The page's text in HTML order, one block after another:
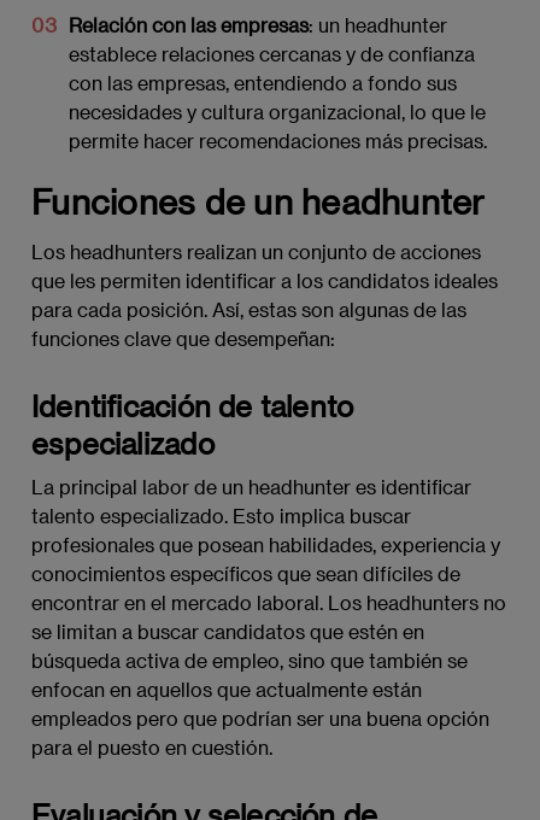
Relación con las empresas: un headhunter
establece relaciones cercanas y de confianza
con las empresas, entendiendo a fondo sus
necesidades y cultura organizacional, lo que le
permite hacer recomendaciones más precisas.
Funciones de un headhunter
Los headhunters realizan un conjunto de acciones
que les permiten identificar a los candidatos ideales
para cada posición. Así, estas son algunas de las
funciones clave que desempeñan:
Identificación de talento
especializado
La principal labor de un headhunter es identificar
talento especializado. Esto implica buscar
profesionales que posean habilidades, experiencia y
conocimientos específicos que sean difíciles de
encontrar en el mercado laboral. Los headhunters no
se limitan a buscar candidatos que estén en
búsqueda activa de empleo, sino que también se
enfocan en aquellos que actualmente están
empleados pero que podrían ser una buena opción
para el puesto en cuestión.